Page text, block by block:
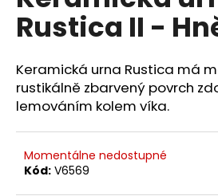
0,0
hviezdičiek.
Rustica II -
Keramická urna Rustica má
rustikálně zbarvený povrch
lemováním kolem víka.
Momentálne nedostupné
Kód: V6569
á
j
s
ť
?